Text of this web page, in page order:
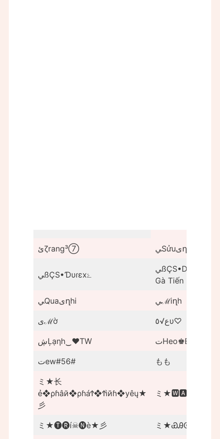
ﺉζrang³⑦ ﻲSửuىղhi
ﻲßÇS•Ɗυɾεxۓ
ﻲßÇS•Durexۓ²╮-
Gà Tiến Sĩ
ﻲQuaىղhi ﻲℳiղh
ىℳờ ﻉ√٥υ♡
‎ڜĻạηh‿♥TW تHeo♚Em#56#
تew#56# もも
ミ★长
ẻ❖ρɦâй❖ρɦáϮ❖Ϯìйɦ❖уêų★
彡
ミ★🆆🅰🅶★彡
ミ★🅣🅡í☠🅝è★彡 ミ★ᏯᎯᎶ★彡